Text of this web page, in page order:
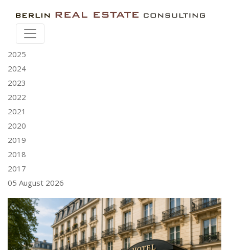
Публикации
2026
2025
2024
2023
2022
2021
2020
2019
2018
2017
05 August 2026